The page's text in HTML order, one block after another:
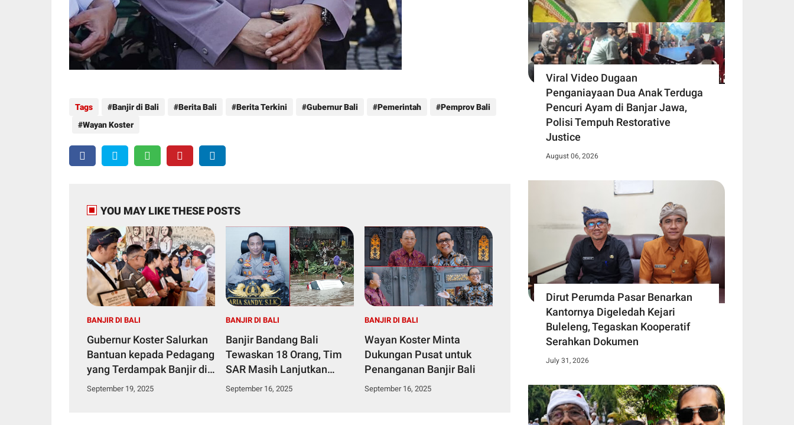
Tags Banjir di Bali Berita Bali Berita Terkini Gubernur Bali Pemerintah
Pemprov Bali
Wayan Koster
YOU MAY LIKE THESE POSTS
BANJIR DI BALI
Gubernur Koster Salurkan
Bantuan kepada Pedagang
yang Terdampak Banjir di
Pasar Kumbasari
September 19, 2025
BANJIR DI BALI
Banjir Bandang Bali
Tewaskan 18 Orang, Tim
SAR Masih Lanjutkan
Pencarian
September 16, 2025
BANJIR DI BALI
Wayan Koster Minta
Dukungan Pusat untuk
Penanganan Banjir Bali
September 16, 2025
Viral Video Dugaan
Penganiayaan Dua Anak Terduga
Pencuri Ayam di Banjar Jawa,
Polisi Tempuh Restorative
Justice
August 06, 2026
Dirut Perumda Pasar Benarkan
Kantornya Digeledah Kejari
Buleleng, Tegaskan Kooperatif
Serahkan Dokumen
July 31, 2026